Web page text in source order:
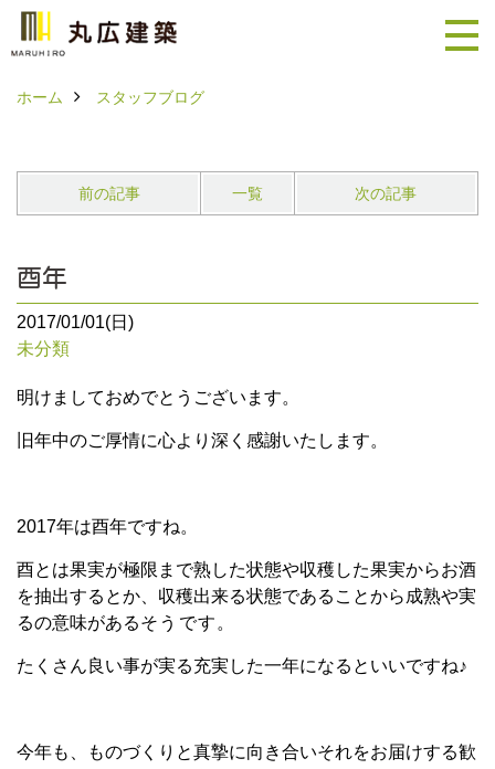
ホーム スタッフブログ
前の記事 一覧 次の記事
酉年
2017/01/01(日)
未分類
明けましておめでとうございます。
旧年中のご厚情に心より深く感謝いたします。
2017年は酉年ですね。
酉とは果実が極限まで熟した状態や収穫した果実からお酒
を抽出するとか、収穫出来る状態であることから成熟や実
るの意味があるそうです。
たくさん良い事が実る充実した一年になるといいですね♪
今年も、ものづくりと真摯に向き合いそれをお届けする歓